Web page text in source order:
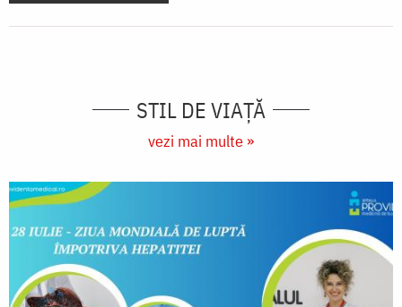
STIL DE VIAŢĂ
vezi mai multe »